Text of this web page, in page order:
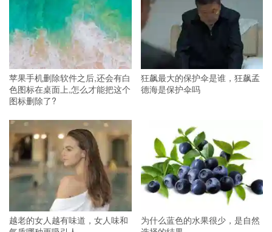
苹果手机删除软件之后,还会有白
色图标在桌面上,怎么才能把这个
图标删除了?
狂飙最大的保护伞是谁，狂飙孟
德海是保护伞吗
越老的女人越有味道，女人味和
为什么蓝色的水果很少，是自然